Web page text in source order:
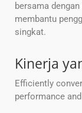
bersama
membantu
singkat.
Kinerja
Efficiently
performance